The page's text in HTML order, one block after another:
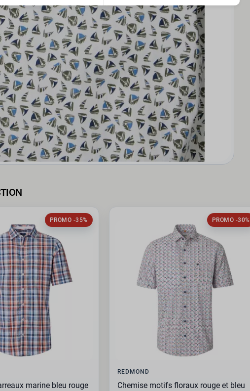
PROMO -35%
marine bleu rouge
PROMO -30%
REDMOND
Chemise motifs floraux rouge et bleu